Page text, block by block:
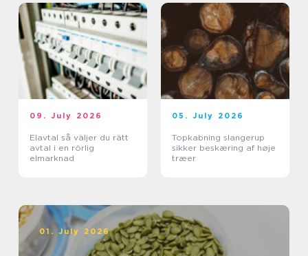
09. July 2026
Elavtal så väljer du rätt
avtal i en rörlig
elmarknad
05. July 2026
Topkabning slangerup
sikker beskæring af høje
træer
01. July 2026